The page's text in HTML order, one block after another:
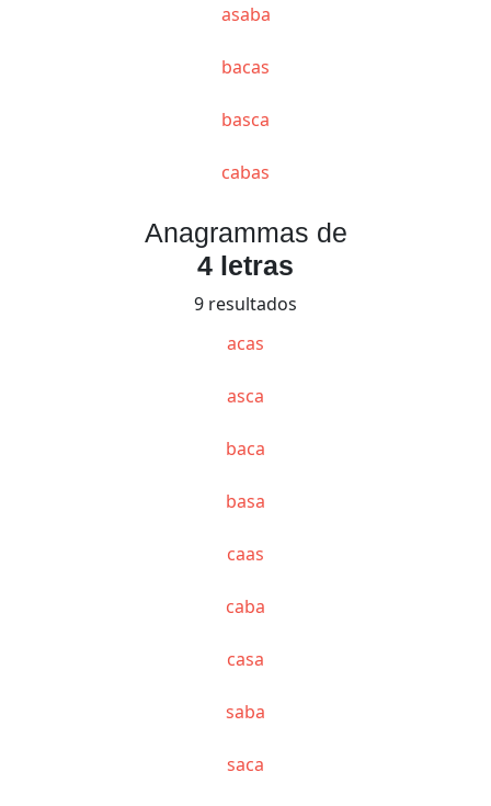
asaba
bacas
basca
cabas
Anagrammas de
4 letras
9 resultados
acas
asca
baca
basa
caas
caba
casa
saba
saca